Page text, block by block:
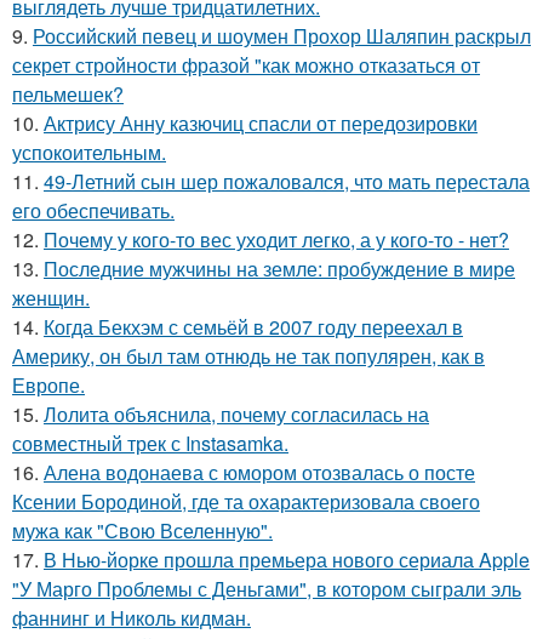
выглядеть лучше тридцатилетних.
9. Российский певец и шоумен Прохор Шаляпин раскрыл
секрет стройности фразой "как можно отказаться от
пельмешек?
10. Актрису Анну казючиц спасли от передозировки
успокоительным.
11. 49-Летний сын шер пожаловался, что мать перестала
его обеспечивать.
12. Почему у кого-то вес уходит легко, а у кого-то - нет?
13. Последние мужчины на земле: пробуждение в мире
женщин.
14. Когда Бекхэм с семьёй в 2007 году переехал в
Америку, он был там отнюдь не так популярен, как в
Европе.
15. Лолита объяснила, почему согласилась на
совместный трек с Instasamka.
16. Алена водонаева с юмором отозвалась о посте
Ксении Бородиной, где та охарактеризовала своего
мужа как "Свою Вселенную".
17. В Нью-йорке прошла премьера нового сериала Apple
"У Марго Проблемы с Деньгами", в котором сыграли эль
фаннинг и Николь кидман.